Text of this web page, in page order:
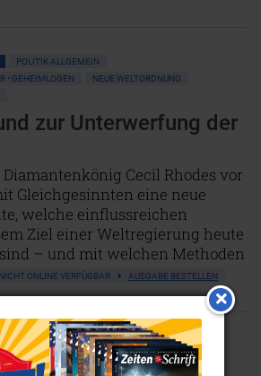
POLITIK ALLGEMEIN
• GEHEIMLOGEN
NEUE WELTORDNUNG
zur Unterwerfung der
Cecil Rhodes vor
Gleichgesinnten eine neue
welche einflussreichen
Ziel einer Weltregierung heute
– und mit welchen Methoden
NICHT ONLINE VERFÜGBAR AUSGABE BESTELLEN